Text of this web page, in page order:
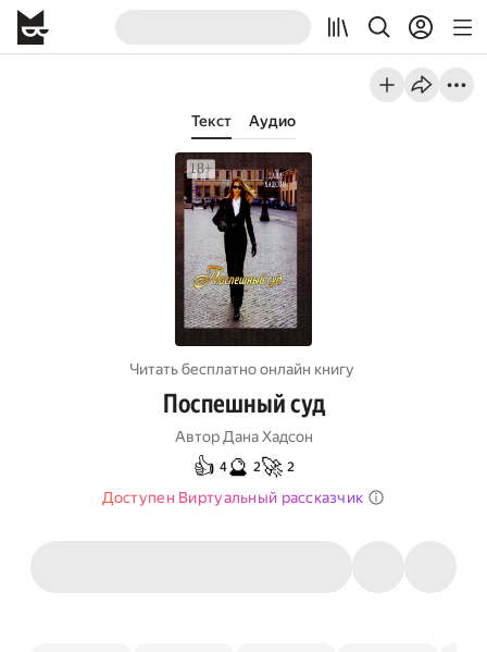
Текст Аудио
Читать бесплатно онлайн книгу
Поспешный суд
Автор Дана Хадсон
👍 4🔮 2🚀 2
Доступен Виртуальный рассказчик